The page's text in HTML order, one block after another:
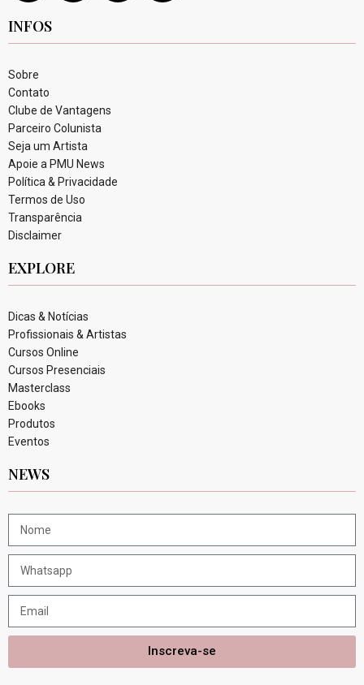
INFOS
Sobre
Contato
Clube de Vantagens
Parceiro Colunista
Seja um Artista
Apoie a PMU News
Política & Privacidade
Termos de Uso
Transparência
Disclaimer
EXPLORE
Dicas & Notícias
Profissionais & Artistas
Cursos Online
Cursos Presenciais
Masterclass
Ebooks
Produtos
Eventos
NEWS
Inscreva-se